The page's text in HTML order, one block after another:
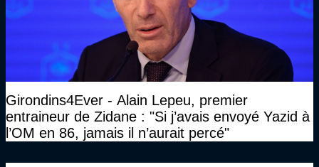
Girondins4Ever - Alain Lepeu, premier
entraineur de Zidane : "Si j’avais envoyé Yazid à
l’OM en 86, jamais il n’aurait percé"